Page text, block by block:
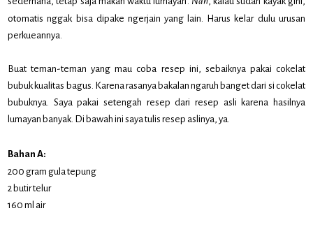
otomatis nggak bisa dipake ngerjain yang lain. Harus kelar dulu urusan
perkueannya.
Buat teman-teman yang mau coba resep ini, sebaiknya pakai cokelat
bubuk kualitas bagus. Karena rasanya bakalan ngaruh banget dari si cokelat
bubuknya. Saya pakai setengah resep dari resep asli karena hasilnya
lumayan banyak. Di bawah ini saya tulis resep aslinya, ya.
Bahan A:
200 gram gula tepung
2 butir telur
160 ml air